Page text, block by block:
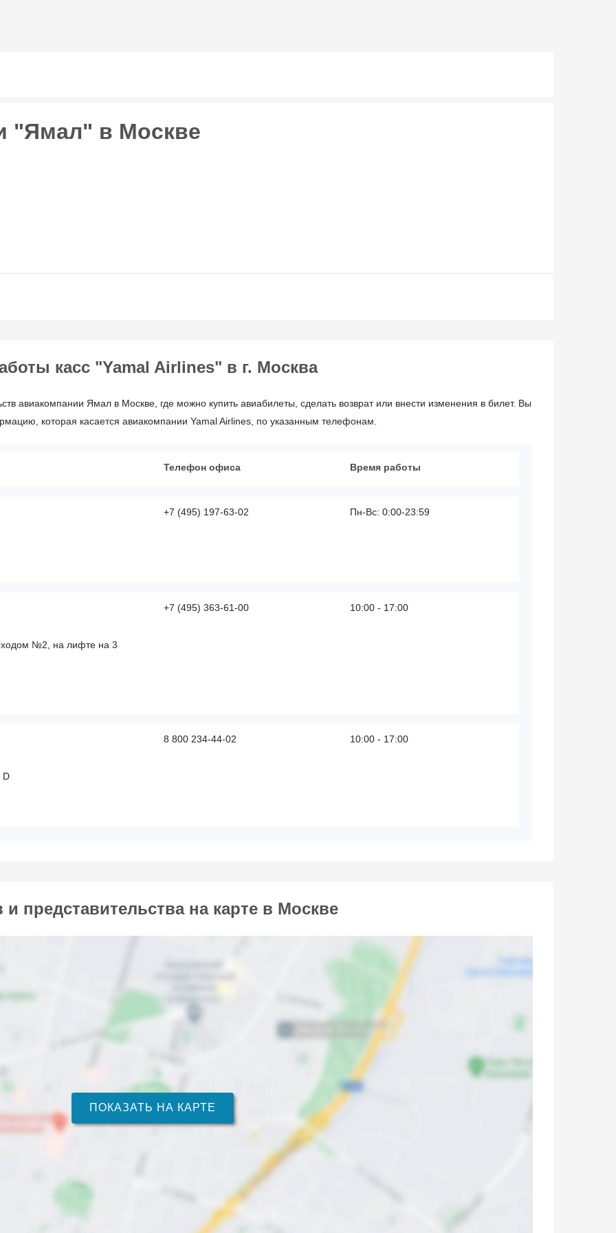
"Ямал" в Москве
касс "Yamal Airlines" в г. Москва
авиакомпании Ямал в Москве, где можно купить авиабилеты, сделать возврат или внести изменения в билет. Вы
которая касается авиакомпании Yamal Airlines, по указанным телефонам.
Телефон офиса Время работы
+7 (495) 197-63-02 Пн-Вс: 0:00-23:59
№2, на лифте на 3
+7 (495) 363-61-00 10:00 - 17:00
D
8 800 234-44-02 10:00 - 17:00
представительства на карте в Москве
ПОКАЗАТЬ НА КАРТЕ